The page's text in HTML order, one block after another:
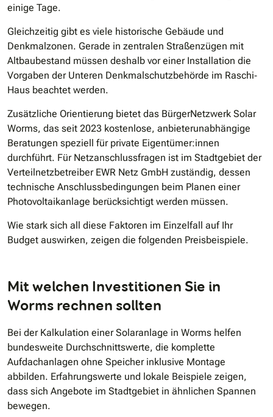
einige Tage.
Gleichzeitig gibt es viele historische Gebäude und
Denkmalzonen. Gerade in zentralen Straßenzügen mit
Altbaubestand müssen deshalb vor einer Installation die
Vorgaben der Unteren Denkmalschutzbehörde im Raschi‐
Haus beachtet werden.
Zusätzliche Orientierung bietet das BürgerNetzwerk Solar
Worms, das seit 2023 kostenlose, anbieterunabhängige
Beratungen speziell für private Eigentümer:innen
durchführt. Für Netzanschlussfragen ist im Stadtgebiet der
Verteilnetzbetreiber EWR Netz GmbH zuständig, dessen
technische Anschlussbedingungen beim Planen einer
Photovoltaikanlage berücksichtigt werden müssen.
Wie stark sich all diese Faktoren im Einzelfall auf Ihr
Budget auswirken, zeigen die folgenden Preisbeispiele.
Mit welchen Investitionen Sie in
Worms rechnen sollten
Bei der Kalkulation einer Solaranlage in Worms helfen
bundesweite Durchschnittswerte, die komplette
Aufdachanlagen ohne Speicher inklusive Montage
abbilden. Erfahrungswerte und lokale Beispiele zeigen,
dass sich Angebote im Stadtgebiet in ähnlichen Spannen
bewegen.